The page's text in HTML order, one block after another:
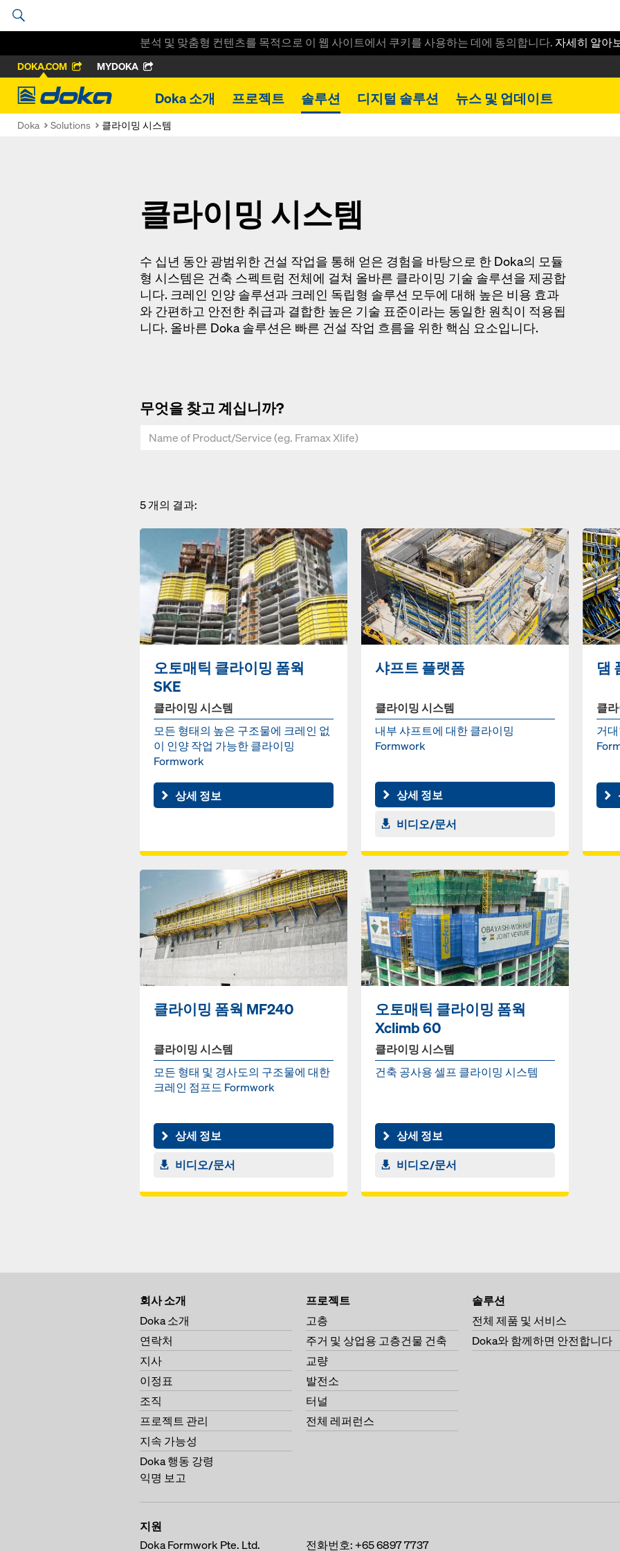
분석 및 맞춤형 컨텐츠를 목적으로 이 웹 사이트에서 쿠키를 사용하는 데에 동의합니다. 자세히 알아
DOKA.COM MYDOKA
Doka
Doka 소개 프로젝트 솔루션 디지털 솔루션 뉴스 및 업데이트
Doka Solutions 클라이밍 시스템
클라이밍 시스템
수 십년 동안 광범위한 건설 작업을 통해 얻은 경험을 바탕으로 한 Doka의 모듈
형 시스템은 건축 스펙트럼 전체에 걸쳐 올바른 클라이밍 기술 솔루션을 제공합
니다. 크레인 인양 솔루션과 크레인 독립형 솔루션 모두에 대해 높은 비용 효과
와 간편하고 안전한 취급과 결합한 높은 기술 표준이라는 동일한 원칙이 적용됩
니다. 올바른 Doka 솔루션은 빠른 건설 작업 흐름을 위한 핵심 요소입니다.
무엇을 찾고 계십니까?
5개의 결과:
오토매틱 클라이밍 폼웍
SKE
클라이밍 시스템
모든 형태의 높은 구조물에 크레인 없
이 인양 작업 가능한 클라이밍
Formwork
상세 정보
샤프트 플랫폼
클라이밍 시스템
내부 샤프트에 대한 클라이밍
Formwork
상세 정보
비디오/문서
댐
클
거
클라이밍 폼웍 MF240
클라이밍 시스템
모든 형태 및 경사도의 구조물에 대한
크레인 점프드 Formwork
상세 정보
비디오/문서
오토매틱 클라이밍 폼웍
Xclimb 60
클라이밍 시스템
건축 공사용 셀프 클라이밍 시스템
상세 정보
비디오/문서
회사 소개
Doka 소개
연락처
지사
이정표
조직
프로젝트 관리
지속 가능성
Doka 행동 강령
익명 보고
프로젝트
고층
주거 및 상업용 고층건물 건축
교량
발전소
터널
전체 레퍼런스
솔루션
전체 제품 및 서비스
Doka와 함께하면 안전합니다
지원
Doka Formwork Pte. Ltd.
전화번호:+65 6897 7737